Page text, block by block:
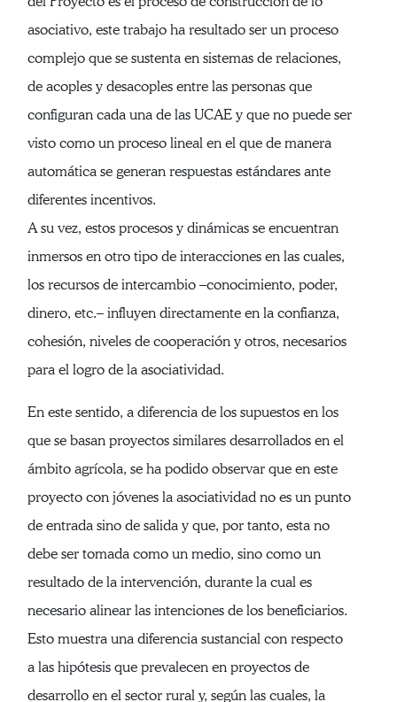
asociativo, este trabajo ha resultado ser un proceso
complejo que se sustenta en sistemas de relaciones,
de acoples y desacoples entre las personas que
configuran cada una de las UCAE y que no puede ser
visto como un proceso lineal en el que de manera
automática se generan respuestas estándares ante
diferentes incentivos.
A su vez, estos procesos y dinámicas se encuentran
inmersos en otro tipo de interacciones en las cuales,
los recursos de intercambio –conocimiento, poder,
dinero, etc.– influyen directamente en la confianza,
cohesión, niveles de cooperación y otros, necesarios
para el logro de la asociatividad.
En este sentido, a diferencia de los supuestos en los
que se basan proyectos similares desarrollados en el
ámbito agrícola, se ha podido observar que en este
proyecto con jóvenes la asociatividad no es un punto
de entrada sino de salida y que, por tanto, esta no
debe ser tomada como un medio, sino como un
resultado de la intervención, durante la cual es
necesario alinear las intenciones de los beneficiarios.
Esto muestra una diferencia sustancial con respecto
a las hipótesis que prevalecen en proyectos de
desarrollo en el sector rural y, según las cuales, la